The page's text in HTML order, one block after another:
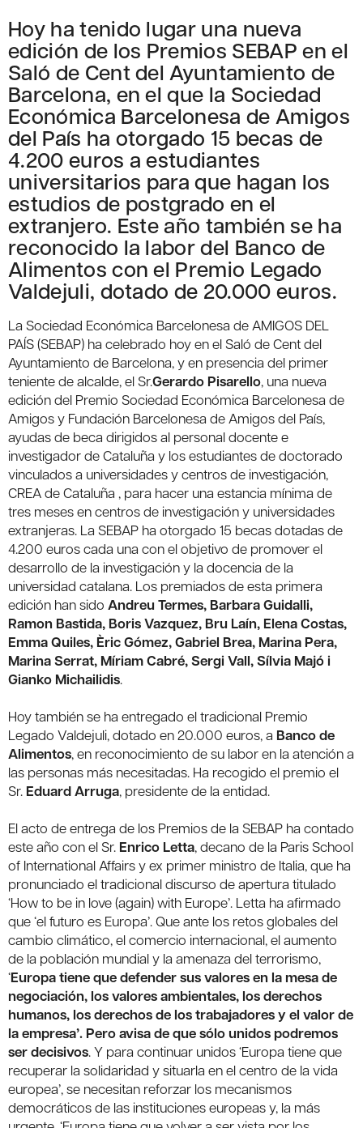
Hoy ha tenido lugar una nueva
edición de los Premios SEBAP en el
Saló de Cent del Ayuntamiento de
Barcelona, en el que la Sociedad
Económica Barcelonesa de Amigos
del País ha otorgado 15 becas de
4.200 euros a estudiantes
universitarios para que hagan los
estudios de postgrado en el
extranjero. Este año también se ha
reconocido la labor del Banco de
Alimentos con el Premio Legado
Valdejuli, dotado de 20.000 euros.
La Sociedad Económica Barcelonesa de AMIGOS DEL
PAÍS (SEBAP) ha celebrado hoy en el Saló de Cent del
Ayuntamiento de Barcelona, y en presencia del primer
teniente de alcalde, el Sr.Gerardo Pisarello, una nueva
edición del Premio Sociedad Económica Barcelonesa de
Amigos y Fundación Barcelonesa de Amigos del País,
ayudas de beca dirigidos al personal docente e
investigador de Cataluña y los estudiantes de doctorado
vinculados a universidades y centros de investigación,
CREA de Cataluña , para hacer una estancia mínima de
tres meses en centros de investigación y universidades
extranjeras. La SEBAP ha otorgado 15 becas dotadas de
4.200 euros cada una con el objetivo de promover el
desarrollo de la investigación y la docencia de la
universidad catalana. Los premiados de esta primera
edición han sido Andreu Termes, Barbara Guidalli,
Ramon Bastida, Boris Vazquez, Bru Laín, Elena Costas,
Emma Quiles, Èric Gómez, Gabriel Brea, Marina Pera,
Marina Serrat, Míriam Cabré, Sergi Vall, Sílvia Majó i
Gianko Michailidis.
Hoy también se ha entregado el tradicional Premio
Legado Valdejuli, dotado en 20.000 euros, a Banco de
Alimentos, en reconocimiento de su labor en la atención a
las personas más necesitadas. Ha recogido el premio el
Sr. Eduard Arruga, presidente de la entidad.
El acto de entrega de los Premios de la SEBAP ha contado
este año con el Sr. Enrico Letta, decano de la Paris School
of International Affairs y ex primer ministro de Italia, que ha
pronunciado el tradicional discurso de apertura titulado
‘How to be in love (again) with Europe’. Letta ha afirmado
que ‘el futuro es Europa’. Que ante los retos globales del
cambio climático, el comercio internacional, el aumento
de la población mundial y la amenaza del terrorismo,
‘Europa tiene que defender sus valores en la mesa de
negociación, los valores ambientales, los derechos
humanos, los derechos de los trabajadores y el valor de
la empresa’. Pero avisa de que sólo unidos podremos
ser decisivos. Y para continuar unidos ‘Europa tiene que
recuperar la solidaridad y situarla en el centro de la vida
europea’, se necesitan reforzar los mecanismos
democráticos de las instituciones europeas y, la más